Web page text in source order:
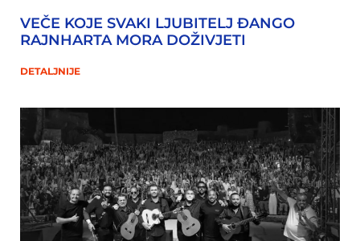
VEČE KOJE SVAKI LJUBITELJ ĐANGO
RAJNHARTA MORA DOŽIVJETI
DETALJNIJE